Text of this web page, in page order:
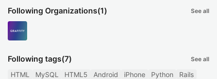
Following Organizations(1) See all
Following tags(7) See all
HTML MySQL HTML5 Android iPhone Python Rails